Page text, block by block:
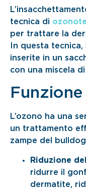
tecnica di
per trattare la
In questa
inserite in un
con una miscela
L’ozono ha una
un trattamento
zampe del
Riduzione
ridurre il
dermatite,